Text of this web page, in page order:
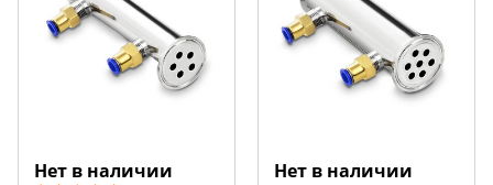
Нет в наличии Нет в наличии